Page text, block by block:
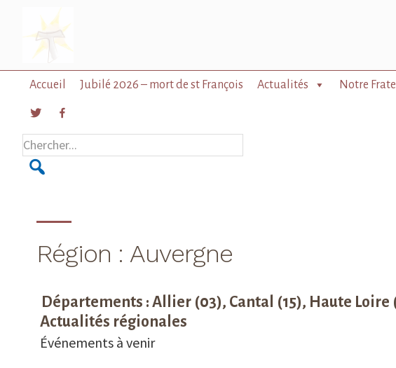
principale
contenu
Accueil Jubilé 2026 – mort de st François Actualités Notre
Chercher...
Région : Auvergne
Départements : Allier (03), Cantal (15), Haute Loire
Actualités régionales
Événements à venir